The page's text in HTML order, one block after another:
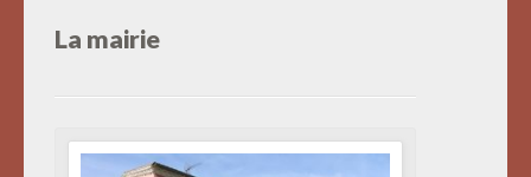
La mairie